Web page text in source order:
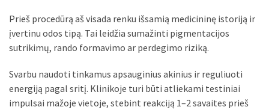
Prieš procedūrą aš visada renku išsamią medicininę istoriją ir
įvertinu odos tipą. Tai leidžia sumažinti pigmentacijos
sutrikimų, rando formavimo ar perdegimo riziką.
Svarbu naudoti tinkamus apsauginius akinius ir reguliuoti
energiją pagal sritį. Klinikoje turi būti atliekami testiniai
impulsai mažoje vietoje, stebint reakciją 1–2 savaites prieš